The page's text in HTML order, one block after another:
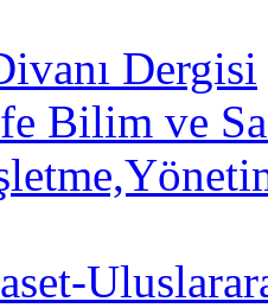
Dergisi
Bilim ve